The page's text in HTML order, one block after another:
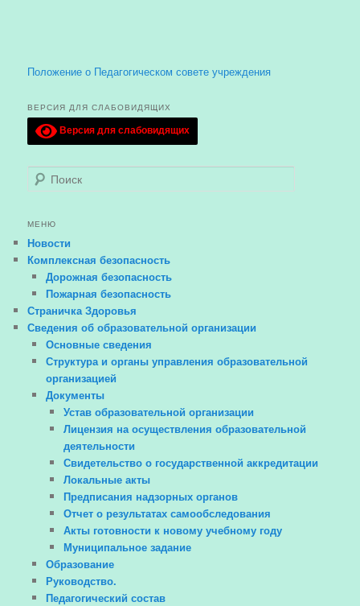
Положение о Педагогическом совете учреждения
ВЕРСИЯ ДЛЯ СЛАБОВИДЯЩИХ
Версия для слабовидящих
Поиск
МЕНЮ
Новости
Комплексная безопасность
Дорожная безопасность
Пожарная безопасность
Страничка Здоровья
Сведения об образовательной организации
Основные сведения
Структура и органы управления образовательной
организацией
Документы
Устав образовательной организации
Лицензия на осуществления образовательной
деятельности
Свидетельство о государственной аккредитации
Локальные акты
Предписания надзорных органов
Отчет о результатах самообследования
Акты готовности к новому учебному году
Муниципальное задание
Образование
Руководство.
Педагогический состав